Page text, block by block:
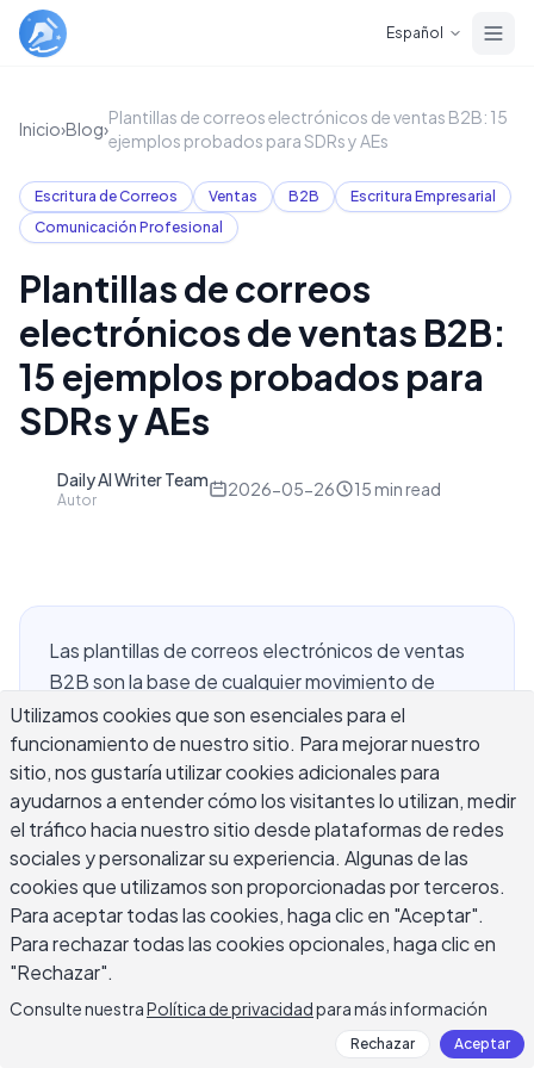
Español
Inicio›Blog›
Plantillas de correos electrónicos de ventas B2B: 15
ejemplos probados para SDRs y AEs
Escritura de Correos Ventas B2B
Escritura Empresarial
Comunicación Profesional
Plantillas de correos
electrónicos de ventas B2B:
15 ejemplos probados para
SDRs y AEs
Daily AI Writer Team
Autor
2026-05-26 15 min read
Las plantillas de correos electrónicos de ventas
B2B son la base de cualquier movimiento de
prospección, pero la mayoría de los equipos de
ventas utilizan plantillas que son demasiado
genéricas para obtener respuestas o demasiado
rígidas para adaptarse a diferentes compradores,
industrias y etapas de secuencia. Esta guía cubre
los cinco tipos principales de correos electrónicos
que aparecen en cada ciclo de prospección B2B:
contacto en frío a nuevas cuentas, seguimientos
multitoque, correos de referencia e introducción
comprometidos a los prospectos entre llamadas,
y correos de solicitud de reunión directa. Para
Utilizamos cookies que son esenciales para el
funcionamiento de nuestro sitio. Para mejorar nuestro
sitio, nos gustaría utilizar cookies adicionales para
ayudarnos a entender cómo los visitantes lo utilizan, medir
el tráfico hacia nuestro sitio desde plataformas de redes
sociales y personalizar su experiencia. Algunas de las
cookies que utilizamos son proporcionadas por terceros.
Para aceptar todas las cookies, haga clic en "Aceptar".
Para rechazar todas las cookies opcionales, haga clic en
"Rechazar".
Consulte nuestraPolítica de privacidadpara más información
Rechazar Aceptar